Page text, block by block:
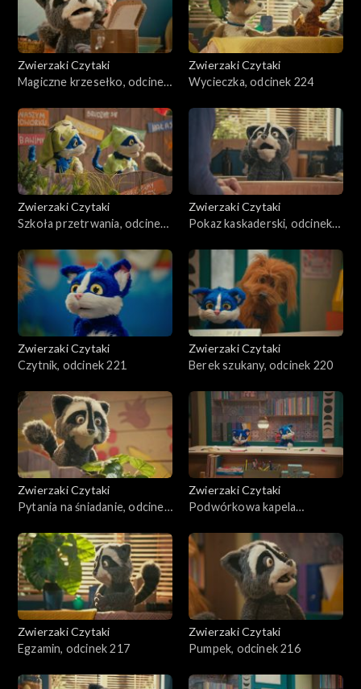
Zwierzaki Czytaki
Magiczne krzesełko, odcinek
Zwierzaki Czytaki
Wycieczka, odcinek 224
Zwierzaki Czytaki
Szkoła przetrwania, odcinek
Zwierzaki Czytaki
Pokaz kaskaderski, odcinek
Zwierzaki Czytaki
Czytnik, odcinek 221
Zwierzaki Czytaki
Berek szukany, odcinek 220
Zwierzaki Czytaki
Pytania na śniadanie, odcinek
Zwierzaki Czytaki
Podwórkowa kapela
Zwierzaki Czytaki
Egzamin, odcinek 217
Zwierzaki Czytaki
Pumpek, odcinek 216